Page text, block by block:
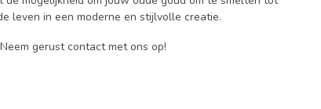
leven in een moderne en stijlvolle creatie.
gerust contact met ons op!